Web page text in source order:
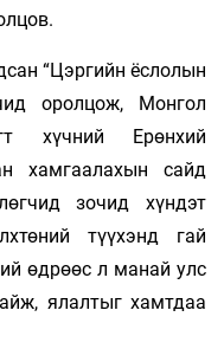
“Цэргийн ёслолын
оролцож, Монгол
хүчний Ерөнхий
хамгаалахын сайд
зочид хүндэт
түүхэнд гай
өдрөөс л манай улс
ялалтыг хамтдаа